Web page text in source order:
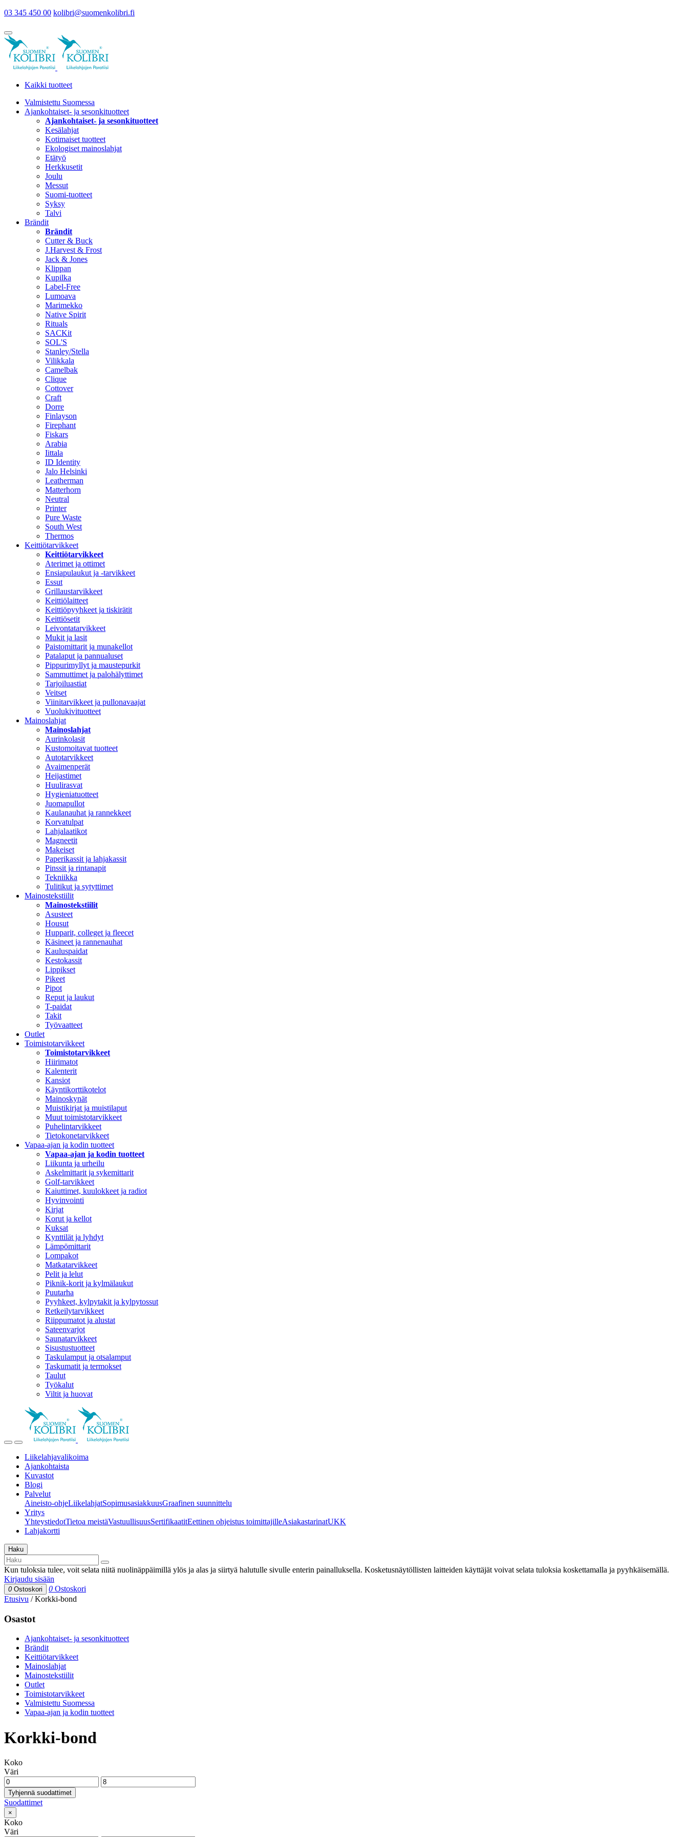
03 345 450 00 kolibri@suomenkolibri.fi
Kaikki tuotteet
Valmistettu Suomessa
Ajankohtaiset- ja sesonkituotteet
Ajankohtaiset- ja sesonkituotteet
Kesälahjat
Kotimaiset tuotteet
Ekologiset mainoslahjat
Etätyö
Herkkusetit
Joulu
Messut
Suomi-tuotteet
Syksy
Talvi
Brändit
Brändit
Cutter & Buck
J.Harvest & Frost
Jack & Jones
Klippan
Kupilka
Label-Free
Lumoava
Marimekko
Native Spirit
Rituals
SACKit
SOL'S
Stanley/Stella
Vilikkala
Camelbak
Clique
Cottover
Craft
Dorre
Finlayson
Firephant
Fiskars
Arabia
Iittala
ID Identity
Jalo Helsinki
Leatherman
Matterhorn
Neutral
Printer
Pure Waste
South West
Thermos
Keittiötarvikkeet
Keittiötarvikkeet
Aterimet ja ottimet
Ensiapulaukut ja -tarvikkeet
Essut
Grillaustarvikkeet
Keittiölaitteet
Keittiöpyyhkeet ja tiskirätit
Keittiösetit
Leivontatarvikkeet
Mukit ja lasit
Paistomittarit ja munakellot
Patalaput ja pannualuset
Pippurimyllyt ja maustepurkit
Sammuttimet ja palohälyttimet
Tarjoiluastiat
Veitset
Viinitarvikkeet ja pullonavaajat
Vuolukivituotteet
Mainoslahjat
Mainoslahjat
Aurinkolasit
Kustomoitavat tuotteet
Autotarvikkeet
Avaimenperät
Heijastimet
Huulirasvat
Hygieniatuotteet
Juomapullot
Kaulanauhat ja rannekkeet
Korvatulpat
Lahjalaatikot
Magneetit
Makeiset
Paperikassit ja lahjakassit
Pinssit ja rintanapit
Tekniikka
Tulitikut ja sytyttimet
Mainostekstiilit
Mainostekstiilit
Asusteet
Housut
Hupparit, colleget ja fleecet
Käsineet ja rannenauhat
Kauluspaidat
Kestokassit
Lippikset
Pikeet
Pipot
Reput ja laukut
T-paidat
Takit
Työvaatteet
Outlet
Toimistotarvikkeet
Toimistotarvikkeet
Hiirimatot
Kalenterit
Kansiot
Käyntikorttikotelot
Mainoskynät
Muistikirjat ja muistilaput
Muut toimistotarvikkeet
Puhelintarvikkeet
Tietokonetarvikkeet
Vapaa-ajan ja kodin tuotteet
Vapaa-ajan ja kodin tuotteet
Liikunta ja urheilu
Askelmittarit ja sykemittarit
Golf-tarvikkeet
Kaiuttimet, kuulokkeet ja radiot
Hyvinvointi
Kirjat
Korut ja kellot
Kuksat
Kynttilät ja lyhdyt
Lämpömittarit
Lompakot
Matkatarvikkeet
Pelit ja lelut
Piknik-korit ja kylmälaukut
Puutarha
Pyyhkeet, kylpytakit ja kylpytossut
Retkeilytarvikkeet
Riippumatot ja alustat
Sateenvarjot
Saunatarvikkeet
Sisustustuotteet
Taskulamput ja otsalamput
Taskumatit ja termokset
Taulut
Työkalut
Viltit ja huovat
Liikelahjavalikoima
Ajankohtaista
Kuvastot
Blogi
Palvelut
Aineisto-ohjeLiikelahjatSopimusasiakkuusGraafinen suunnittelu
Yritys
YhteystiedotTietoa meistäVastuullisuusSertifikaatitEettinen ohjeistus toimittajilleAsiakastarinatUKK
Lahjakortti
Haku
Kun tuloksia tulee, voit selata niitä nuolinäppäimillä ylös ja alas ja siirtyä halutulle sivulle enterin painalluksella. Kosketusnäytöllisten laitteiden käyttäjät voivat selata tuloksia koskettamalla ja pyyhkäisemällä.
Kirjaudu sisään
0 Ostoskori 0 Ostoskori
Etusivu /Korkki-bond
Osastot
Ajankohtaiset- ja sesonkituotteet
Brändit
Keittiötarvikkeet
Mainoslahjat
Mainostekstiilit
Outlet
Toimistotarvikkeet
Valmistettu Suomessa
Vapaa-ajan ja kodin tuotteet
Korkki-bond
Koko
Väri
Tyhjennä suodattimet
Suodattimet
×
Koko
Väri